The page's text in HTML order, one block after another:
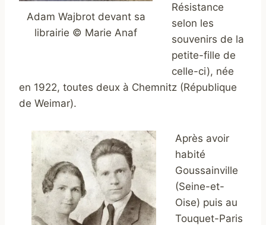
Adam Wajbrot devant sa
librairie © Marie Anaf
Résistance
selon les
souvenirs de la
petite-fille de
celle-ci), née
en 1922, toutes deux à Chemnitz (République
de Weimar).
Après avoir
habité
Goussainville
(Seine-et-
Oise) puis au
Touquet-Paris